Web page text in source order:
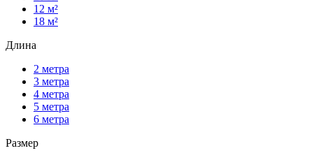
12 м²
18 м²
Длина
2 метра
3 метра
4 метра
5 метра
6 метра
Размер